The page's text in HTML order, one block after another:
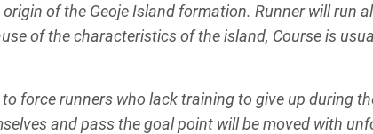
origin of the Geoje Island formation. Runner will run
of the characteristics of the island, Course is
force runners who lack training to give up during
and pass the goal point will be moved with